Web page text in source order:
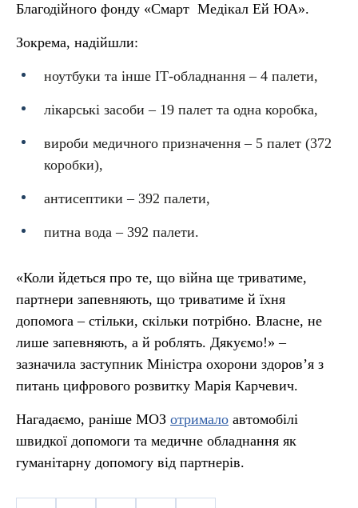
Благодійного фонду «Смарт Медікал Ей ЮА».
Зокрема, надійшли:
ноутбуки та інше ІТ-обладнання – 4 палети,
лікарські засоби – 19 палет та одна коробка,
вироби медичного призначення – 5 палет (372
коробки),
антисептики – 392 палети,
питна вода – 392 палети.
«Коли йдеться про те, що війна ще триватиме,
партнери запевняють, що триватиме й їхня
допомога – стільки, скільки потрібно. Власне, не
лише запевняють, а й роблять. Дякуємо!» –
зазначила заступник Міністра охорони здоров’я з
питань цифрового розвитку Марія Карчевич.
Нагадаємо, раніше МОЗ отримало автомобілі
швидкої допомоги та медичне обладнання як
гуманітарну допомогу від партнерів.